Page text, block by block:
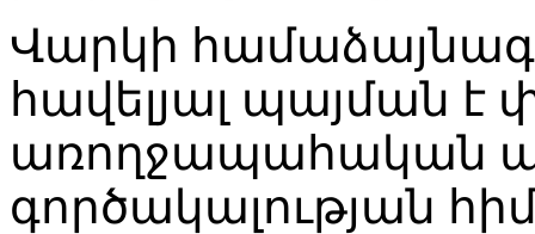
Վարկի
հավելյալ պայման է
առողջապահական
գործակալության